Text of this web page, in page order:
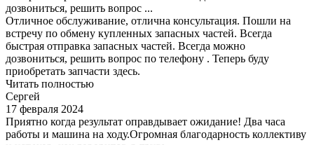
дозвониться, решить вопрос ...
Отличное обслуживание, отлична консультация. Пошли на
встречу по обмену купленных запасных частей. Всегда
быстрая отправка запасных частей. Всегда можно
дозвониться, решить вопрос по телефону . Теперь буду
приобретать запчасти здесь.
Читать полностью
Сергей
17 февраля 2024
Приятно когда результат оправдывает ожидание! Два часа
работы и машина на ходу.Огромная благодарность коллективу